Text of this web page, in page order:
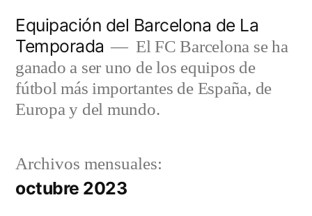
contenido
Equipación del Barcelona de La
Temporada
El FC Barcelona se ha
ganado a ser uno de los equipos de
fútbol más importantes de España, de
Europa y del mundo.
Archivos mensuales:
octubre 2023